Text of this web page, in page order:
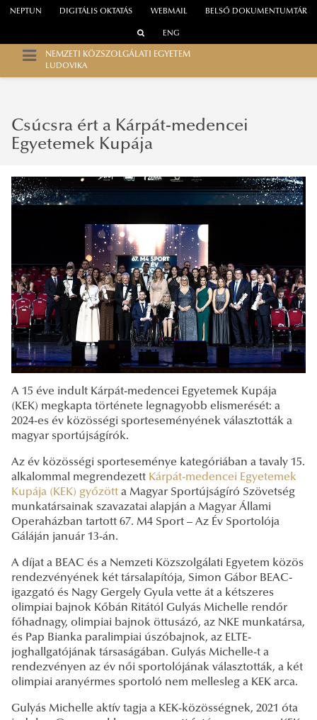
WEBMAIL
NEPTUN DIGITÁLIS OKTATÁS BELSŐ DOKUMENTUMTÁR
ENG
NEMZETI KÖZSZOLGÁLATI EGYETEM
LUDOVIKA
Csúcsra ért a Kárpát-medencei
Egyetemek Kupája
A 15 éve indult Kárpát-medencei Egyetemek Kupája
(KEK) megkapta története legnagyobb elismerését: a
2024-es év közösségi sporteseményének választották a
magyar sportújságírók.
Az év közösségi sporteseménye kategóriában a tavaly 15.
alkalommal megrendezett Kárpát-medencei Egyetemek
Kupája (KEK) győzött a Magyar Sportújságíró Szövetség
munkatársainak szavazatai alapján a Magyar Állami
Operaházban tartott 67. M4 Sport – Az Év Sportolója
Gáláján január 13-án.
A díjat a BEAC és a Nemzeti Közszolgálati Egyetem közös
rendezvényének két társalapítója, Simon Gábor BEAC-
igazgató és Nagy Gergely Gyula vette át a kétszeres
olimpiai bajnok Kőbán Ritától Gulyás Michelle rendőr
főhadnagy, olimpiai bajnok öttusázó, az NKE munkatársa,
és Pap Bianka paralimpiai úszóbajnok, az ELTE-
joghallgatójának társaságában. Gulyás Michelle-t a
rendezvényen az év női sportolójának választották, a két
olimpiai aranyérmes sportoló nem mellesleg a KEK arca.
Gulyás Michelle aktív tagja a KEK-közösségnek, 2021 óta